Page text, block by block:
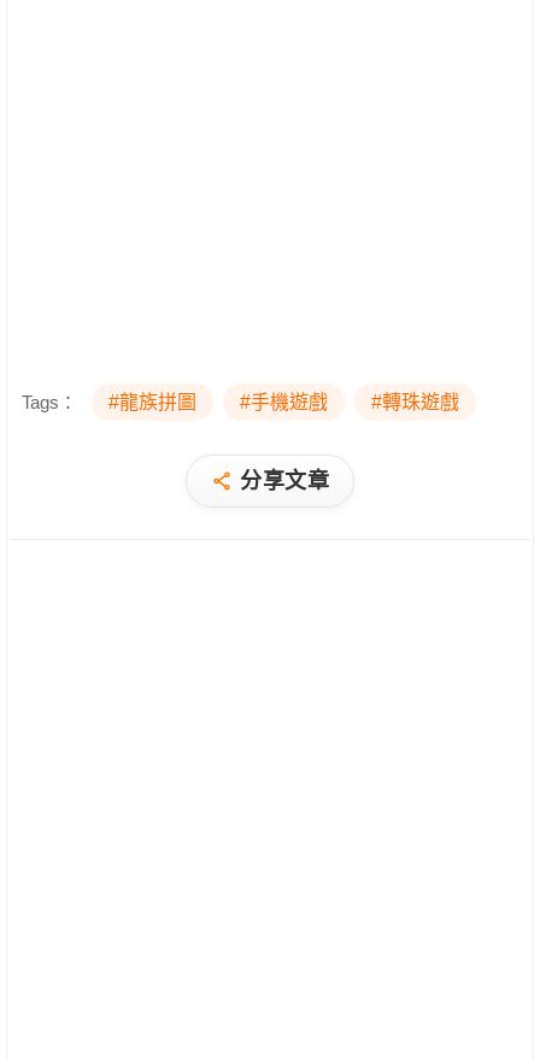
Tags： #龍族拼圖 #手機遊戲 #轉珠遊戲
分享文章